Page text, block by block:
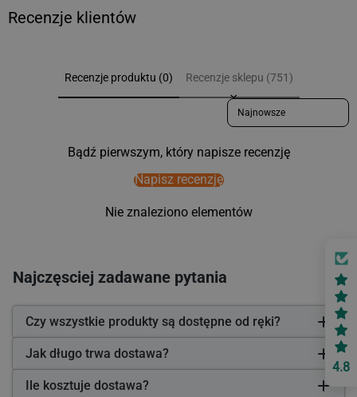
Recenzje klientów
Recenzje produktu (0) Recenzje sklepu (751)
Sort reviews by
Bądź pierwszym, który napisze recenzję
Napisz recenzję
Nie znaleziono elementów
Najczęsciej zadawane pytania
Czy wszystkie produkty są dostępne od ręki?
Jak długo trwa dostawa?
Ile kosztuje dostawa?
4.8